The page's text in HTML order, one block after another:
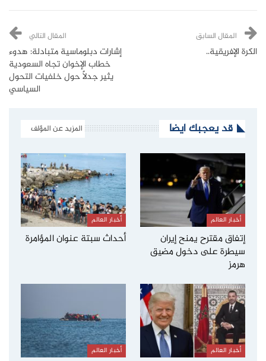
المقال السابق
الكرة الإفريقية..
المقال التالي
إشارات دبلوماسية متبادلة: هدوء
خطاب الإخوان تجاه السعودية
يثير جدلاً حول خلفيات التحول
السياسي
قد يعجبك ايضا المزيد عن المؤلف
أخبار العالم
إتفاق مقترح يمنح إيران
سيطرة على دخول مضيق
هرمز
أخبار العالم
أحداث سبتة عنوان المؤامرة
أخبار العالم أخبار العالم